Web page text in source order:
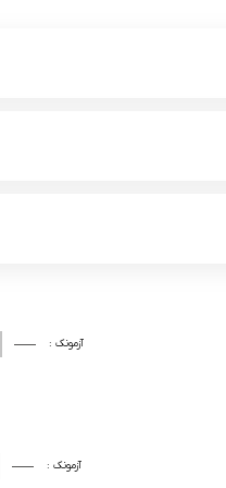
آزمونک :
آزمونک :